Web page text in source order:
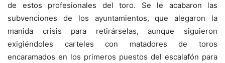
de estos profesionales del toro. Se le acabaron las
subvenciones de los ayuntamientos, que alegaron la
manida crisis para retirárselas, aunque siguieron
exigiéndoles carteles con matadores de toros
encaramados en los primeros puestos del escalafón para